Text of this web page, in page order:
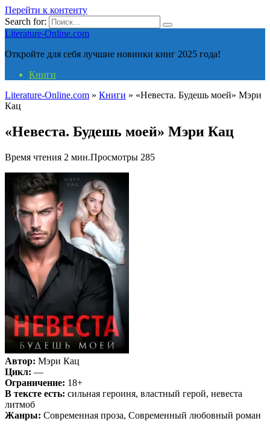
Перейти к контенту
Search for:
Literature-Online.com
Откройте для себя лучшие новинки книг 2025 года!
Книги
Literature-Online.com » Книги » «Невеста. Будешь моей» Мэри
Кац
«Невеста. Будешь моей» Мэри Кац
Время чтения 2 мин.Просмотры 285
Автор: Мэри Кац
Цикл: —
Ограничение: 18+
В тексте есть: сильная героиня, властный герой, невеста
литмоб
Жанры: Современная проза, Современный любовный роман